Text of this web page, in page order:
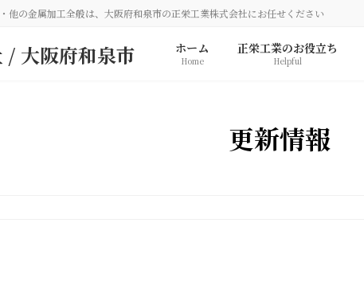
他の金属加工全般は、大阪府和泉市の正栄工業株式会社にお任せください
ホーム
Home
正栄工業のお役立ち
Helpful
更新情報